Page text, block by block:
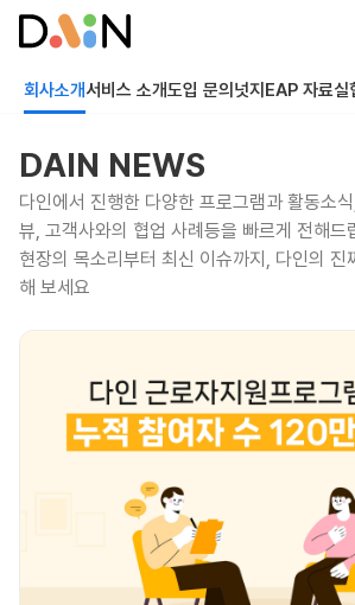
회사소개서비스 소개도입 문의넛지EAP 자료실
DAIN NEWS
다인에서 진행한 다양한 프로그램과 활동소
뷰, 고객사와의 협업 사례등을 빠르게 전해드
현장의 목소리부터 최신 이슈까지, 다인의 진
해 보세요